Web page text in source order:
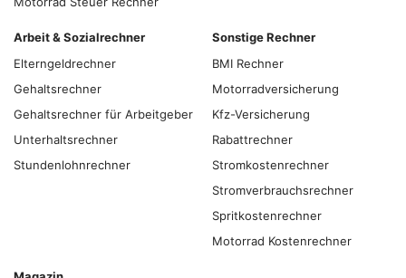
Arbeit & Sozialrechner
Elterngeldrechner
Gehaltsrechner
Gehaltsrechner für Arbeitgeber
Unterhaltsrechner
Stundenlohnrechner
Sonstige Rechner
BMI Rechner
Motorradversicherung
Kfz-Versicherung
Rabattrechner
Stromkostenrechner
Stromverbrauchsrechner
Spritkostenrechner
Motorrad Kostenrechner